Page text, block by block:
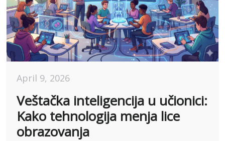
April 9, 2026
Veštačka inteligencija u učionici:
Kako tehnologija menja lice
obrazovanja